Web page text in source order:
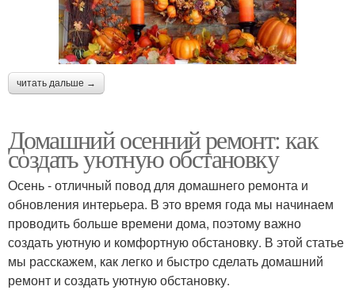
читать дальше →
Домашний осенний ремонт: как
создать уютную обстановку
Осень - отличный повод для домашнего ремонта и
обновления интерьера. В это время года мы начинаем
проводить больше времени дома, поэтому важно
создать уютную и комфортную обстановку. В этой статье
мы расскажем, как легко и быстро сделать домашний
ремонт и создать уютную обстановку.